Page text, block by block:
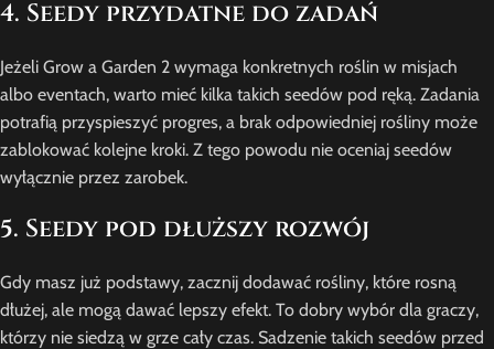
4. Seedy przydatne do zadań
Jeżeli Grow a Garden 2 wymaga konkretnych roślin w misjach
albo eventach, warto mieć kilka takich seedów pod ręką. Zadania
potrafią przyspieszyć progres, a brak odpowiedniej rośliny może
zablokować kolejne kroki. Z tego powodu nie oceniaj seedów
wyłącznie przez zarobek.
5. Seedy pod dłuższy rozwój
Gdy masz już podstawy, zacznij dodawać rośliny, które rosną
dłużej, ale mogą dawać lepszy efekt. To dobry wybór dla graczy,
którzy nie siedzą w grze cały czas. Sadzenie takich seedów przed